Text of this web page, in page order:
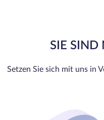
SIE SIND
Setzen Sie sich mit uns in